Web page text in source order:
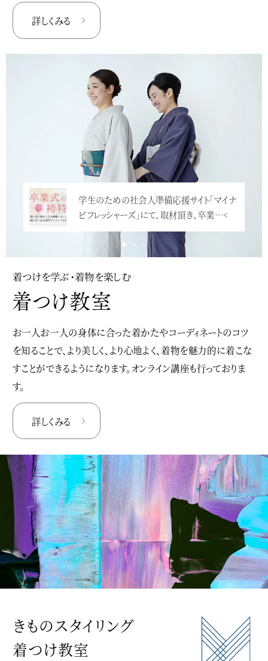
詳しくみる
着つけを学ぶ・着物を楽しむ
お一人お一人の身体に合った着かたやコーディネートのコツ
を知ることで、より美しく、より心地よく、着物を魅力的に着こな
すことができるようになります。オンライン講座も行っておりま
す。
詳しくみる
学生のための社会人準備応援サイト「マイナ
ビフレッシャーズ」にて、取材頂き、卒業…<
豪華なお振袖+袴で卒業式へ。美人で身長も
高いので、大振袖がとても華やかな雰囲気。
きものスタイリング
着つけ教室